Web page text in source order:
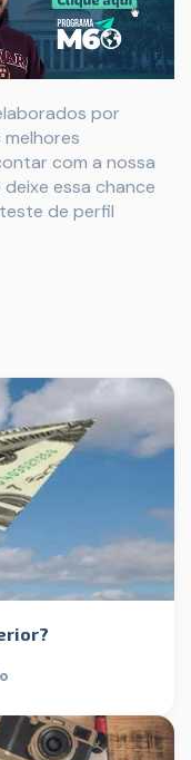
por
com a nossa
essa chance
de perfil